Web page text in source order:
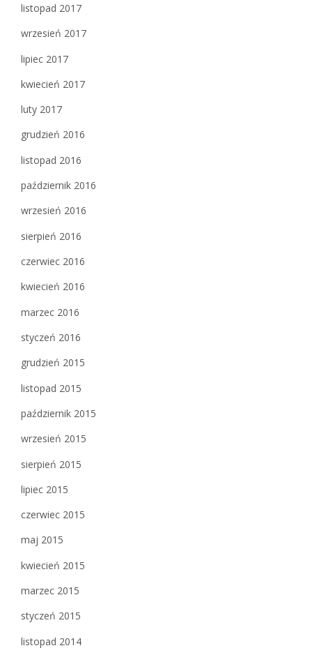
listopad 2017
wrzesień 2017
lipiec 2017
kwiecień 2017
luty 2017
grudzień 2016
listopad 2016
październik 2016
wrzesień 2016
sierpień 2016
czerwiec 2016
kwiecień 2016
marzec 2016
styczeń 2016
grudzień 2015
listopad 2015
październik 2015
wrzesień 2015
sierpień 2015
lipiec 2015
czerwiec 2015
maj 2015
kwiecień 2015
marzec 2015
styczeń 2015
listopad 2014